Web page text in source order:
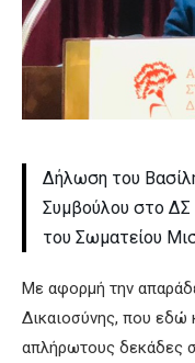
Δήλωση του
Συμβούλου στο
του Σωματείου
Με αφορμή την
Δικαιοσύνης, που εδώ
απλήρωτους δεκάδες